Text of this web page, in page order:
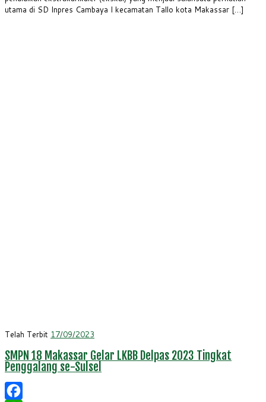
utama di SD Inpres Cambaya I kecamatan Tallo kota Makassar […]
Telah Terbit 17/09/2023
SMPN 18 Makassar Gelar LKBB Delpas 2023 Tingkat
Penggalang se-Sulsel